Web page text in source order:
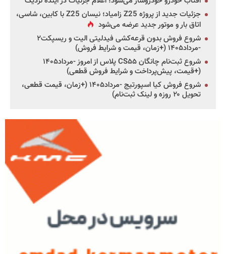
جزئیات جدید از پروژه Z25 زامیاد؛ نیسان Z25 با کابین، شاسی،
اتاق بار و موتور جدید عرضه می‌شود
شروع فروش بدون قرعه‌کشی فیدلیتی الیت و ریسپکت۲
-مرداد۱۴۰۵ (+زمان، قیمت و شرایط فروش)
شروع ثبت‌نام چانگان CS۵۵ پلاس از امروز -مرداد۱۴۰۵
(+قیمت، پیش‌پرداخت و شرایط فروش قطعی)
شروع فروش کیا اسپورتیج -مرداد۱۴۰۵ (+زمان، قیمت قطعی،
تحویل ۲۰ روزه و لینک ثبت‌نام)